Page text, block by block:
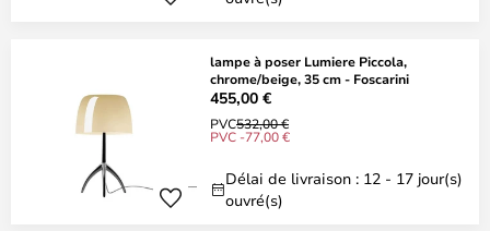
lampe à poser Lumiere Piccola,
chrome/beige, 35 cm - Foscarini
455,00 €
PVC532,00 €
PVC -77,00 €
Délai de livraison : 12 - 17 jour(s)
ouvré(s)